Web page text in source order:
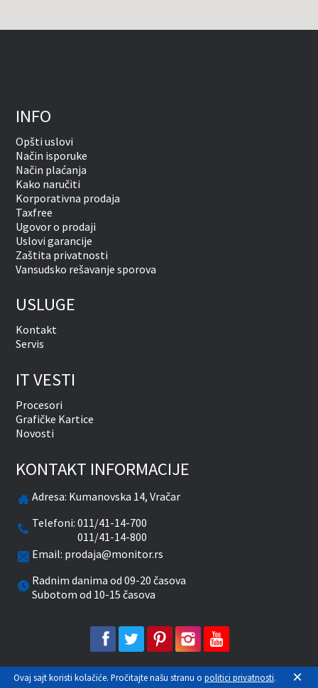
INFO
Opšti uslovi
Način isporuke
Način plaćanja
Kako naručiti
Korporativna prodaja
Taxfree
Ugovor o prodaji
Uslovi garancije
Zaštita privatnosti
Vansudsko rešavanje sporova
USLUGE
Kontakt
Servis
IT VESTI
Procesori
Grafičke Kartice
Novosti
KONTAKT INFORMACIJE
Adresa: Kumanovska 14, Vračar
Telefoni:011/41-14-700
011/41-14-800
Email: prodaja@monitor.rs
Radnim danima od 09-20 časova
Subotom od 10-15 časova
facebooktwitter pinterestinstagramyoutube
Prikazane cene su sa uračunatim PDV-om. Plaćanje
se vrši isključivo u RSD. Monitor System se
Ovaj sajt koristi kolačiće. Pročitajte našu stranu o politici privatnosti. ×